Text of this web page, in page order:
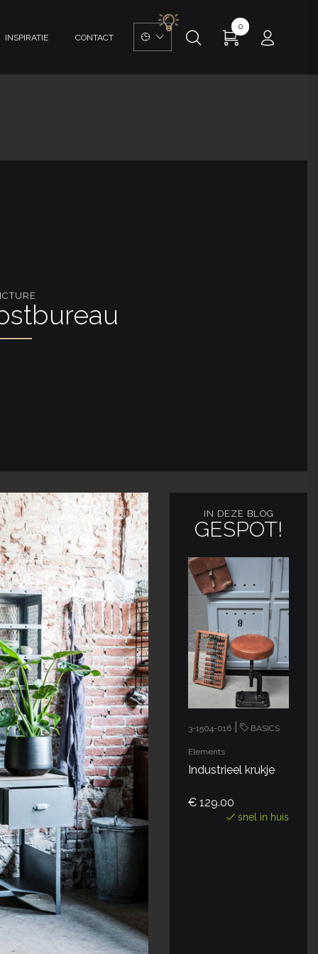
INSPIRATIE CONTACT
0
IN DEZE BLOG
GESPOT!
3-1504-016 BASICS
Elements
Industrieel krukje
€ 129.00
snel in huis